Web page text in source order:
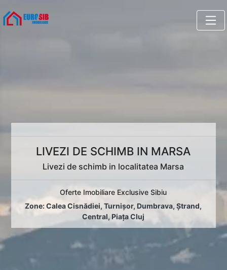
LIVEZI DE SCHIMB IN MARSA
Livezi de schimb in localitatea Marsa
Oferte Imobiliare Exclusive Sibiu
Zone:Calea Cisnădiei,Turnișor, Dumbrava,Ștrand,
Central,Piața Cluj